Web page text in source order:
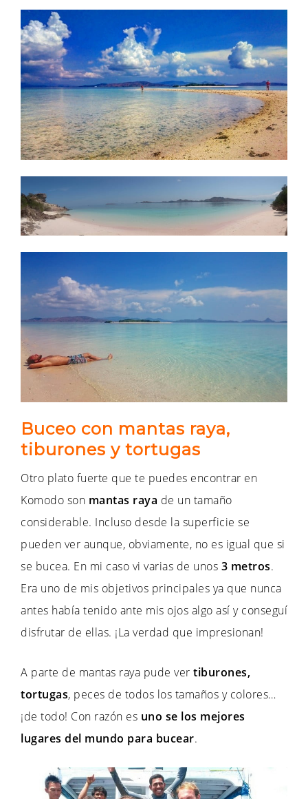
Buceo con mantas raya,
tiburones y tortugas
Otro plato fuerte que te puedes encontrar en
Komodo son mantas raya de un tamaño
considerable. Incluso desde la superficie se
pueden ver aunque, obviamente, no es igual que si
se bucea. En mi caso vi varias de unos 3 metros.
Era uno de mis objetivos principales ya que nunca
antes había tenido ante mis ojos algo así y conseguí
disfrutar de ellas. ¡La verdad que impresionan!
A parte de mantas raya pude ver tiburones,
tortugas, peces de todos los tamaños y colores…
¡de todo! Con razón es uno se los mejores
lugares del mundo para bucear.